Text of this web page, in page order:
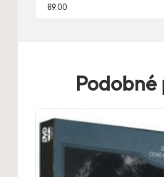
89.00